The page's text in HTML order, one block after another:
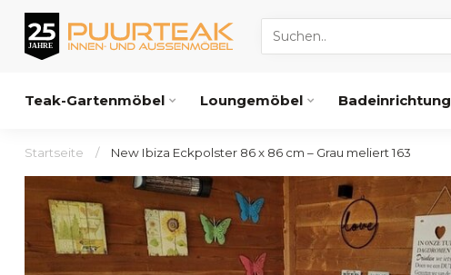
Teak-Gartenmöbel Loungemöbel Badeinrichtung
Startseite / New Ibiza Eckpolster 86 x 86 cm – Grau meliert 163